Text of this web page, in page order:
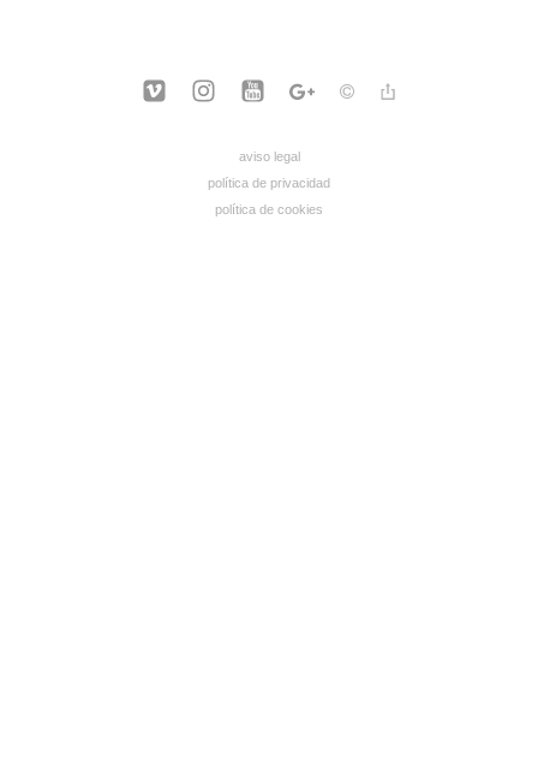
aviso legal
política de privacidad
política de cookies